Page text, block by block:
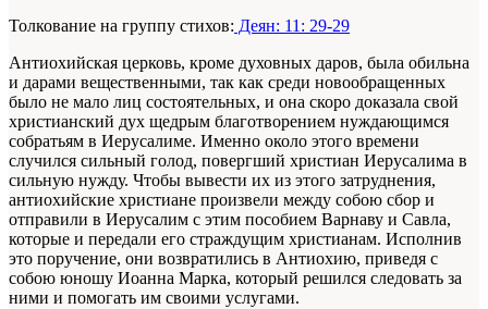
Толкование на группу стихов: Деян: 11: 29-29
Антиохийская церковь, кроме духовных даров, была обильна
и дарами вещественными, так как среди новообращенных
было не мало лиц состоятельных, и она скоро доказала свой
христианский дух щедрым благотворением нуждающимся
собратьям в Иерусалиме. Именно около этого вре­мени
случился сильный голод, повергший христиан Иерусалима в
сильную нужду. Чтобы вывести их из этого затруднения,
антиохийские христиане произвели между собою сбор и
отправили в Иерусалим с этим пособием Варнаву и Савла,
которые и передали его страждущим христианам. Исполнив
это поручение, они возвратились в Антиохию, приведя с
собою юношу Иоанна Марка, который решился следовать за
ними и помогать им своими услугами.